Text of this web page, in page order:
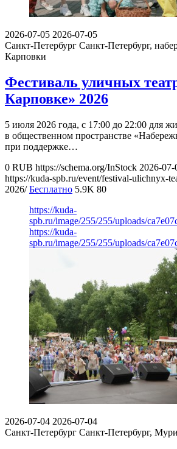
2026-07-05 2026-07-05
Санкт-Петербург Санкт-Петербург,
Карповки
Фестиваль уличных
Карповке» 2026
5 июля 2026 года, с 17:00 до 22:00 для
в общественном пространстве
при поддержке…
0 RUB https://schema.org/InStock 2026-
https://kuda-spb.ru/event/festival-ulichnyx-
2026/ Бесплатно 5.9K 80
https://kuda-
spb.ru/image/255/255/uploads/
https://kuda-
spb.ru/image/255/255/uploads/
2026-07-04 2026-07-04
Санкт-Петербург Санкт-Петербург,